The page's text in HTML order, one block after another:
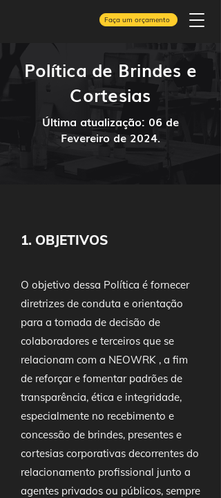
Faça um orçamento
Política de Brindes e
Cortesias
Última atualização: 06 de
Fevereiro de 2024.
1. OBJETIVOS
O objetivo dessa Política é fornecer
diretrizes de conduta e orientação
para a tomada de decisão de
colaboradores e terceiros que se
relacionam com a NEOWRK , a fim
de reforçar e fomentar padrões de
transparência, ética e integridade,
especialmente no recebimento e
concessão de brindes, presentes e
cortesias corporativas decorrentes do
relacionamento profissional junto a
agentes privados ou públicos, sempre